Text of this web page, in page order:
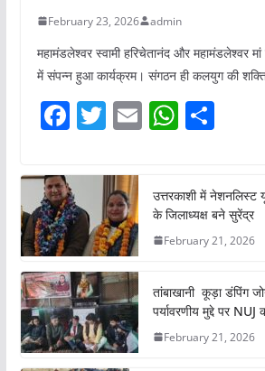
February 23, 2026 admin
महामंडलेश्वर स्वामी हरिचेतानंद और महामंडलेश्वर मां
में संपन्न हुआ कार्यक्रम। संगठन ही कलयुग की
F
c
e
b
o
o
k
T
itt
er
E W
s
A
p
S
e
उत्तरकाशी में
के जिलाध्यक्ष बने सुरेंद्र
February 21, 2026
तांबाखानी कूड़ा डंपिंग
पर्यावरणीय मुद्दे पर
February 21, 2026